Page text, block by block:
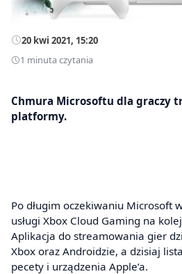
20 kwi 2021, 15:20
1 minuta czytania
Chmura Microsoftu dla graczy
platformy.
Po długim oczekiwaniu Microsoft
usługi Xbox Cloud Gaming na
Aplikacja do streamowania gier
Xbox oraz Androidzie, a dzisiaj
pecety i urządzenia Apple’a.